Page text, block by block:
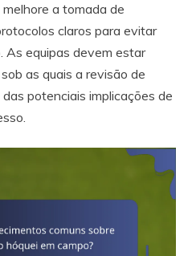
a tomada de
claros para evitar
As equipas devem estar
as quais a revisão de
potenciais implicações de